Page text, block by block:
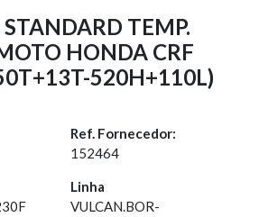
TEMP.
HONDA CRF
520H+110L)
Ref. Fornecedor:
152464
Linha
VULCAN.BOR-